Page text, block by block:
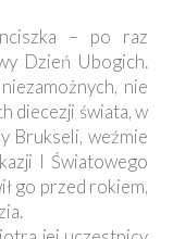
– po raz
Dzień Ubogich.
nie
diecezji świata, w
Brukseli, weźmie
I Światowego
go przed rokiem,